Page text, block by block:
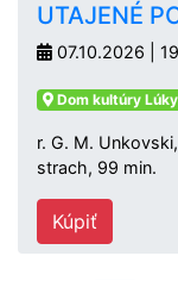
UTAJENÉ
07.10.2026 |
Dom kultúry Lúky
r. G. M.
strach, 99 min.
Kúpiť